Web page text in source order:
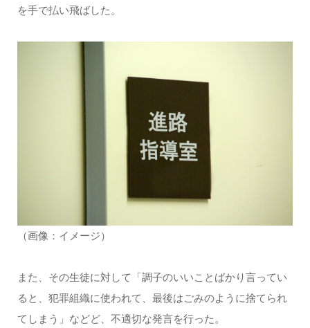
を手で払い飛ばした。
（画像：イメージ）
また、その生徒に対して「調子のいいことばかり言ってい
ると、犯罪組織に使われて、最後はごみのように捨てられ
てしまう」などど、不適切な発言を行った。